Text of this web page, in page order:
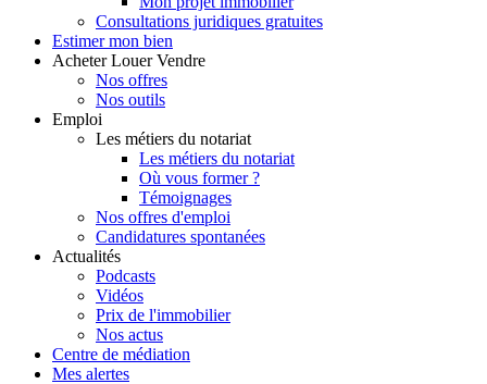
Consultations juridiques gratuites
Estimer mon bien
Acheter Louer Vendre
Nos offres
Nos outils
Emploi
Les métiers du notariat
Les métiers du notariat
Où vous former ?
Témoignages
Nos offres d'emploi
Candidatures spontanées
Actualités
Podcasts
Vidéos
Prix de l'immobilier
Nos actus
Centre de médiation
Mes alertes